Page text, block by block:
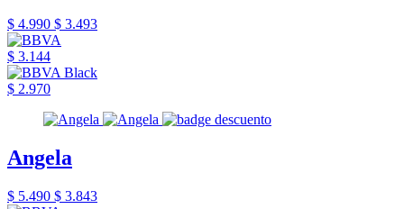
$ 4.990 $ 3.493
$ 3.144
$ 2.970
Angela
$ 5.490 $ 3.843